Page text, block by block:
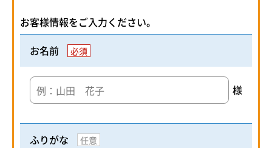
お客様情報をご入力ください。
お名前
必須
様
ふりがな 任意